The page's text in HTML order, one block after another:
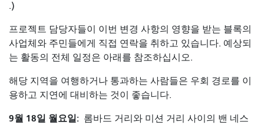
.)
프로젝트 담당자들이 이번 변경 사항의 영향을 받는 블록의
사업체와 주민들에게 직접 연락을 취하고 있습니다. 예상되
는 활동의 전체 일정은 아래를 참조하십시오.
해당 지역을 여행하거나 통과하는 사람들은 우회 경로를 이
용하고 지연에 대비하는 것이 좋습니다.
9월 18일 월요일: 롬바드 거리와 미션 거리 사이의 밴 네스